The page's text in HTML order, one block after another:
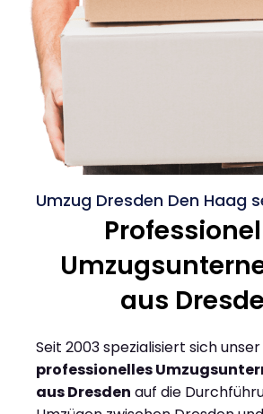
Umzug Dresden Den Haag
aus
Seit 2003 spezialisiert sich unser
professionelles
aus Dresden auf die